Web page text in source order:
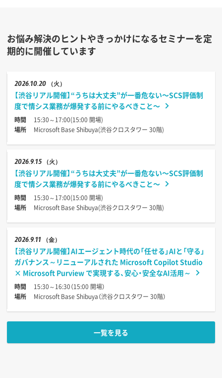
お悩み解決のヒントやきっかけになるセミナーを定
期的に開催しています
202610.20 （火）
【渋谷リアル開催】“うちは大丈夫”が一番危ない〜SCS評価制
度で情シス業務が爆発する前にやるべきこと〜
時間
15:30～17:00(15:00 開場)
場所
Microsoft Base Shibuya(渋谷クロスタワー 30階)
20269.15 （火）
【渋谷リアル開催】“うちは大丈夫”が一番危ない〜SCS評価制
度で情シス業務が爆発する前にやるべきこと〜
時間
15:30～17:00(15:00 開場)
場所
Microsoft Base Shibuya(渋谷クロスタワー 30階)
20269.11 （金）
【渋谷リアル開催】AIエージェント時代の「任せる」AIと「守る」
ガバナンス～リニューアルされた Microsoft Copilot Studio
× Microsoft Purview で実現する、安心・安全なAI活用～
時間
15:30～16:30（15:00 開場）
場所
Microsoft Base Shibuya（渋谷クロスタワー 30階）
一覧を見る